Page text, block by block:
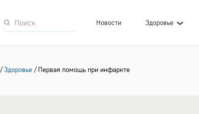
Новости Здоровье
Здоровье Первая помощь при инфаркте